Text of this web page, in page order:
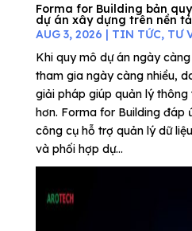
Forma for Building bản
dự án xây dựng trên nền
AUG 3, 2026 | TIN TỨC, TƯ
Khi quy mô dự án ngày
tham gia ngày càng nhiều,
giải pháp giúp quản lý
hơn. Forma for Building đáp
công cụ hỗ trợ quản lý dữ
và phối hợp dự...